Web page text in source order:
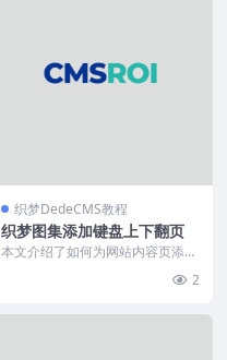
织梦DedeCMS教程
织梦图集添加键盘上下翻页
本文介绍了如何为网站内容页添加
2